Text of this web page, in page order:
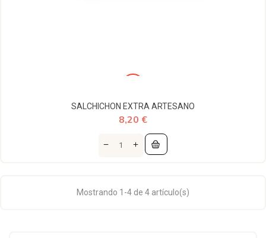
SALCHICHON EXTRA ARTESANO
8,20 €
Mostrando 1-4 de 4 artículo(s)